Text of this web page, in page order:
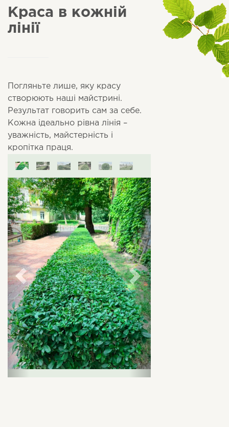
Краса в кожній
лінії
Погляньте лише, яку красу
створюють наші майстрині.
Результат говорить сам за себе.
Кожна ідеально рівна лінія –
уважність, майстерність і
кропітка праця.